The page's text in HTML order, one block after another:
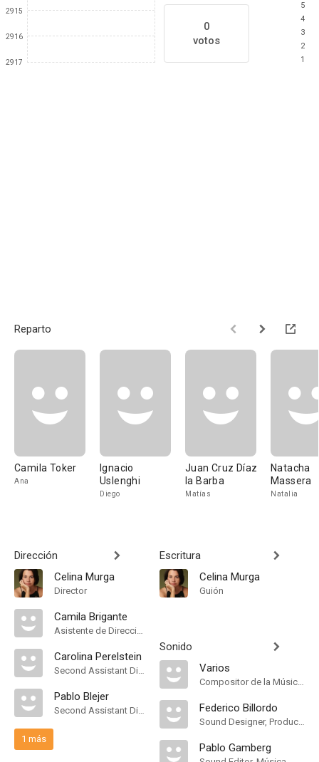
2915
2916
2917
0
votos
5
4
3
2
1
Reparto
Camila Toker
Ana
Ignacio
Uslenghi
Diego
Juan Cruz Díaz
la Barba
Matías
Natacha
Massera
Natalia
Dirección
Celina Murga
Director
Camila Brigante
Asistente de Dirección
Carolina Perelstein
Second Assistant Director
Pablo Blejer
Second Assistant Director
1 más
Escritura
Celina Murga
Guión
Sonido
Varios
Compositor de la Música Original
Federico Billordo
Sound Designer, Production Sound Mixer
Pablo Gamberg